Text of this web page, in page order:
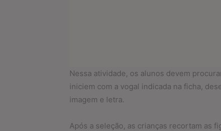
Nessa atividade, os alunos devem
iniciem com a vogal indicada na ficha,
imagem e letra.
Após a seleção, as crianças recortam as